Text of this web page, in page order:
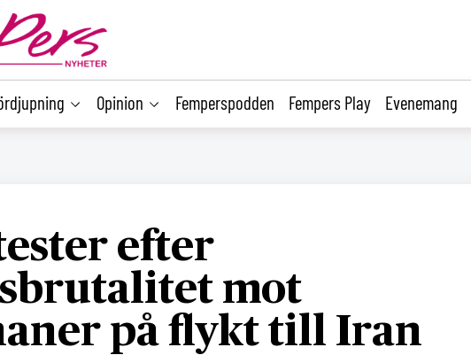
Opinion Femperspodden Fempers Play Evenemang
efter
mot
på flykt till Iran